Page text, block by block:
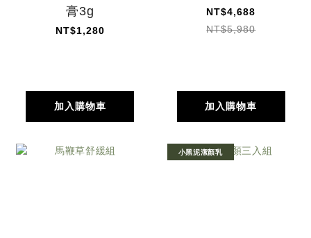
膏3g
NT$1,280
加入購物車
NT$4,688
NT$5,980
加入購物車
小黑泥潔顏乳